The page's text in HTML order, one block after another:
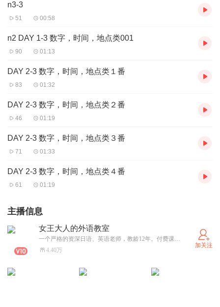
n3-3
51 00:58
n2 DAY 1-3 数字，时间，地点类001
90 01:13
DAY 2-3 数字，时间，地点类１番
83 01:32
DAY 2-3 数字，时间，地点类２番
46 01:19
DAY 2-3 数字，时间，地点类３番
71 01:33
DAY 2-3 数字，时间，地点类４番
61 01:19
主播信息
女王大人的外语教室
一个严格的资深日语、英语老师，教龄12年。付费课咨询方式：1、目前可排1v1课程，想学习的同学加 283 439 4168(q)介绍自己学什么，学习目标是什么。2、免费公益直播课:每周四晚七点开始，在dou yin。讲解大家日语1、n5基础考试讲解、n2听力讲解
4.40万
加关注